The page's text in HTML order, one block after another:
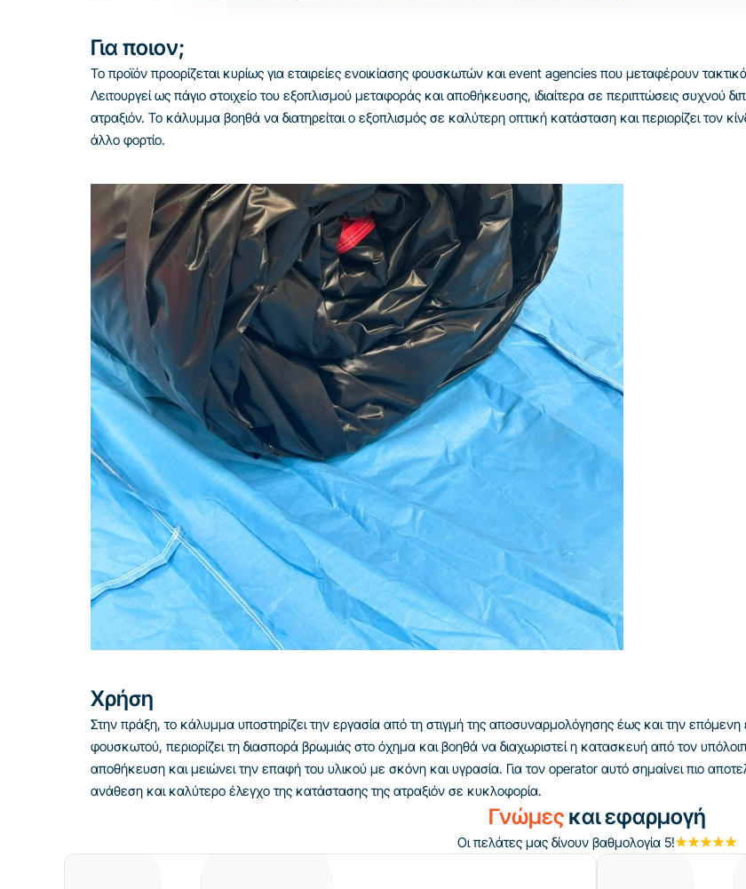
Για ποιον;
Το προϊόν προορίζεται κυρίως για εταιρείες ενοικίασης φουσκωτών και event agencies που μεταφέρουν
Λειτουργεί ως πάγιο στοιχείο του εξοπλισμού μεταφοράς και αποθήκευσης, ιδιαίτερα σε περιπτώσεις
ατραξιόν. Το κάλυμμα βοηθά να διατηρείται ο εξοπλισμός σε καλύτερη οπτική κατάσταση και περιορίζει
άλλο φορτίο.
Χρήση
Στην πράξη, το κάλυμμα υποστηρίζει την εργασία από τη στιγμή της αποσυναρμολόγησης έως και την
φουσκωτού, περιορίζει τη διασπορά βρωμιάς στο όχημα και βοηθά να διαχωριστεί η κατασκευή από τον
αποθήκευση και μειώνει την επαφή του υλικού με σκόνη και υγρασία. Για τον operator αυτό σημαίνει πιο
ανάθεση και καλύτερο έλεγχο της κατάστασης της ατραξιόν σε κυκλοφορία.
Γνώμες και εφαρμογή
Οι πελάτες μας δίνουν βαθμολογία 5!